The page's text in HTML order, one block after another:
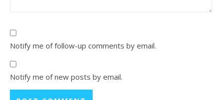
Notify me of follow-up comments by email.
Notify me of new posts by email.